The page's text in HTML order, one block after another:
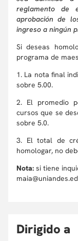
reglamento de
aprobación de
ingreso a ningún
Si deseas
programa de
1. La nota final
sobre 5.00.
2. El promedio
cursos que se
sobre 5.0.
3. El total de
homologar, no
Nota: si tiene
Dirigido a